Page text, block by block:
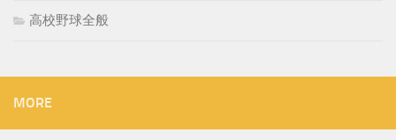
高校野球全般
MORE